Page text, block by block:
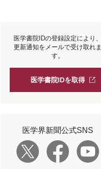
医学書院IDの登録設定により、
更新通知をメールで受け取れま
す。
医学書院IDを取得
医学界新聞公式SNS